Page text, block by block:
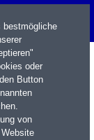
bestmögliche
oder
Button
von